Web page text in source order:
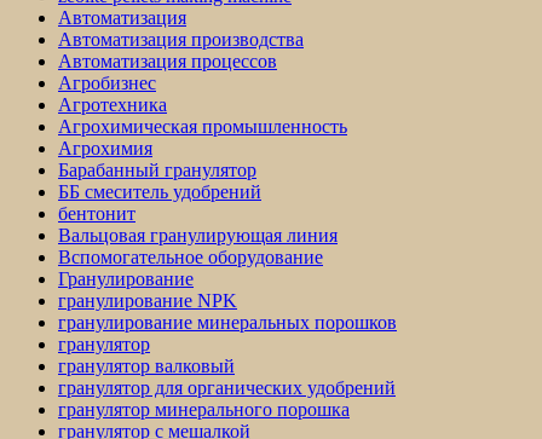
Автоматизация
Автоматизация производства
Автоматизация процессов
Агробизнес
Агротехника
Агрохимическая промышленность
Агрохимия
Барабанный гранулятор
ББ смеситель удобрений
бентонит
Вальцовая гранулирующая линия
Вспомогательное оборудование
Гранулирование
гранулирование NPK
гранулирование минеральных порошков
гранулятор
гранулятор валковый
гранулятор для органических удобрений
гранулятор минерального порошка
гранулятор с мешалкой